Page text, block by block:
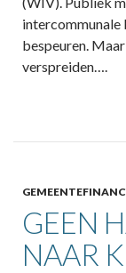
intercommunale
bespeuren.
verspreiden….
GEEN
NAAR